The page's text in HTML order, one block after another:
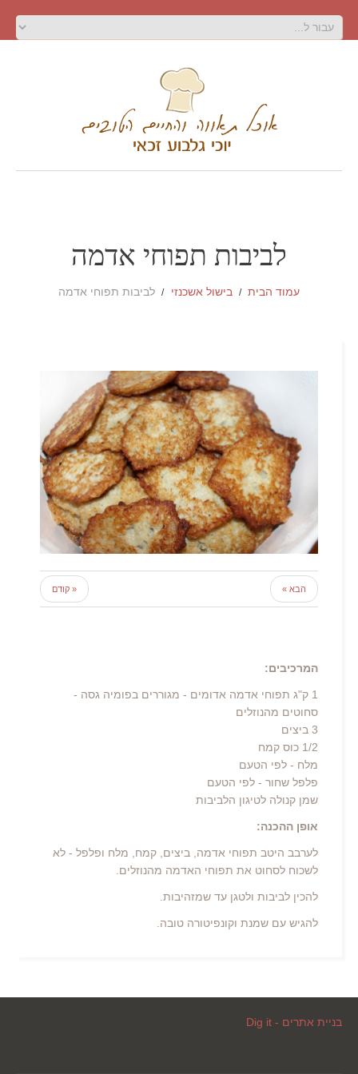
לביבות תפוחי אדמה
עמוד הבית בישול אשכנזי לביבות תפוחי אדמה
« קודם הבא »
המרכיבים:
1 ק"ג תפוחי אדמה אדומים - מגוררים בפומיה גסה -
סחוטים מהנוזלים
3 ביצים
1/2 כוס קמח
מלח - לפי הטעם
פלפל שחור - לפי הטעם
שמן קנולה לטיגון הלביבות
אופן ההכנה:
לערבב היטב תפוחי אדמה, ביצים, קמח, מלח ופלפל - לא
לשכוח לסחוט את תפוחי האדמה מהנוזלים.
להכין לביבות ולטגן עד שמזהיבות.
להגיש עם שמנת וקונפיטורה טובה.
בניית אתרים - Dig it